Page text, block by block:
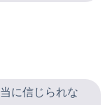
に信じられな